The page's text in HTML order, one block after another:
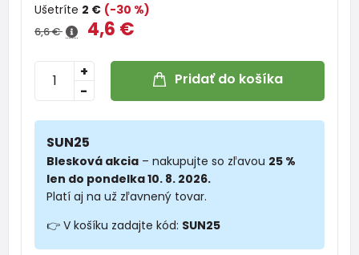
Ušetríte 2 € (-30 %)
6,6 € 4,6 €
-
+ Pridať do košíka
SUN25
Blesková akcia – nakupujte so zľavou 25 %
len do pondelka 10. 8. 2026.
Platí aj na už zľavnený tovar.
👉 V košíku zadajte kód: SUN25